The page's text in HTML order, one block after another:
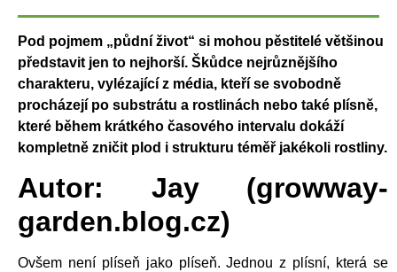
Pod pojmem „půdní život“ si mohou pěstitelé většinou
představit jen to nejhorší. Škůdce nejrůznějšího
charakteru, vylézající z média, kteří se svobodně
procházejí po substrátu a rostlinách nebo také plísně,
které během krátkého časového intervalu dokáží
kompletně zničit plod i strukturu téměř jakékoli rostliny.
Autor: Jay (growway-
garden.blog.cz)
Ovšem není plíseň jako plíseň. Jednou z plísní, která se